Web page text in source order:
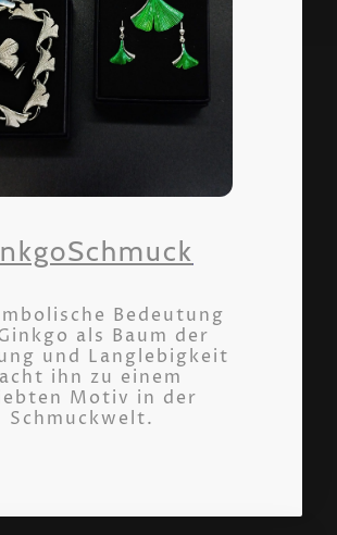
Bedeutung
als Baum der
und Langlebigkeit
ihn zu einem
Motiv in der
Schmuckwelt.